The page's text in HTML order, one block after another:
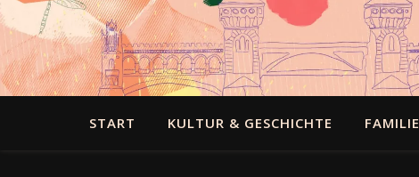
START KULTUR & GESCHICHTE FAMILIE